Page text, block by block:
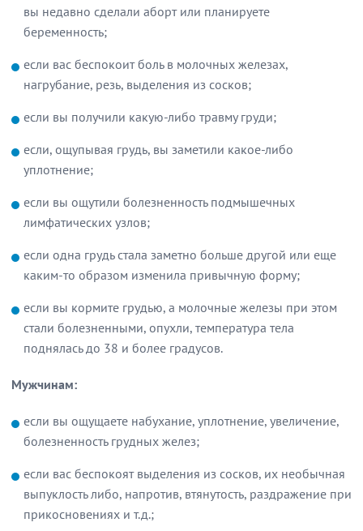
вы недавно сделали аборт или планируете
беременность;
если вас беспокоит боль в молочных железах,
нагрубание, резь, выделения из сосков;
если вы получили какую-либо травму груди;
если, ощупывая грудь, вы заметили какое-либо
уплотнение;
если вы ощутили болезненность подмышечных
лимфатических узлов;
если одна грудь стала заметно больше другой или еще
каким-то образом изменила привычную форму;
если вы кормите грудью, а молочные железы при этом
стали болезненными, опухли, температура тела
поднялась до 38 и более градусов.
Мужчинам:
если вы ощущаете набухание, уплотнение, увеличение,
болезненность грудных желез;
если вас беспокоят выделения из сосков, их необычная
выпуклость либо, напротив, втянутость, раздражение при
прикосновениях и т.д.;